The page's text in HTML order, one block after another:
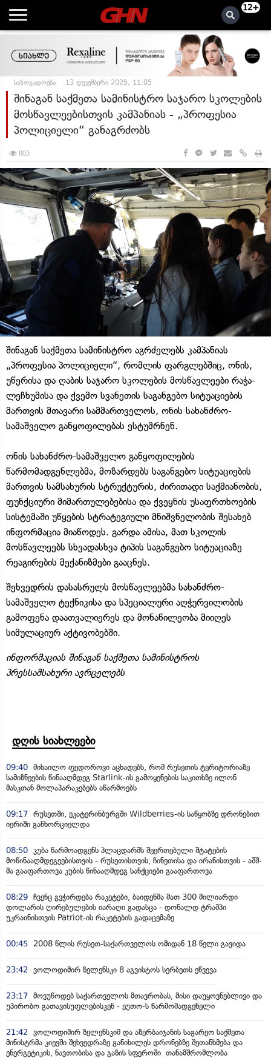
12+
საზოგადოება 13 დეკემბერი 2025, 11:05
შინაგან საქმეთა სამინისტრო საჯარო სკოლების
მოსწავლეებისთვის კამპანიას - „პროფესია
პოლიციელი“ განაგრძობს
803
შინაგან საქმეთა სამინისტრო აგრძელებს კამპანიას
„პროფესია პოლიციელი“, რომლის ფარგლებშიც, ონის,
უწერისა და ღაბის საჯარო სკოლების მოსწავლეები რაჭა-
ლეჩხუმისა და ქვემო სვანეთის საგანგებო სიტუაციების
მართვის მთავარი სამმართველოს, ონის სახანძრო-
სამაშველო განყოფილებას ესტუმრნენ.
ონის სახანძრო-სამაშველო განყოფილების
წარმომადგენლებმა, მოზარდებს საგანგებო სიტუაციების
მართვის სამსახურის სტრუქტურის, ძირითადი საქმიანობის,
ფუნქციური მიმართულებებისა და ქვეყნის უსაფრთხოების
სისტემაში უწყების სტრატეგიული მნიშვნელობის შესახებ
ინფორმაცია მიაწოდეს. გარდა ამისა, მათ სკოლის
მოსწავლეებს სხვადასხვა ტიპის საგანგებო სიტუაციაზე
რეაგირების მექანიზმები გააცნეს.
შეხვედრის დასასრულს მოსწავლეებმა სახანძრო-
სამაშველო ტექნიკისა და სპეციალური აღჭურვილობის
გამოფენა დაათვალიერეს და მონაწილეობა მიიღეს
სიმულაციურ აქტივობებში.
ინფორმაციას შინაგან საქმეთა სამინისტროს
პრესსამსახური ავრცელებს
დღის სიახლეები
09:40 მიხაილო ფედოროვი აცხადებს, რომ რუსეთის ტერიტორიაზე
სამიზნეების წინააღმდეგ Starlink-ის გამოყენების საკითხზე ილონ
მასკთან მოლაპარაკებებს აწარმოებს
09:17 რუსეთში, ეკატერინბურგში Wildberries-ის საწყობზე დრონებით
იერიში განხორციელდა
08:50 კუბა წარმოადგენს პლაცდარმს შეერთებული შტატების
მოწინააღმდეგეებისთვის - რუსეთისთვის, ჩინეთისა და ირანისთვის - აშშ-
მა გააფართოვა კუბის წინააღმდეგ სანქციები გააფართოვა
08:29 ჩვენც გვჭირდება რაკეტები, ბაიდენმა მათ 300 მილიარდი
დოლარის ღირებულების იარაღი გადასცა - დონალდ ტრამპი
უკრაინისთვის Patriot-ის რაკეტების გადაცემაზე
00:45 2008 წლის რუსეთ-საქართველოს ომიდან 18 წელი გავიდა
23:42 ვოლოდიმირ ზელენსკი 8 აგვისტოს სერბეთს ეწვევა
23:17 მოვუწოდებ საქართველოს მთავრობას, მისი დაუყოვნებლივი და
უპირობო გათავისუფლებისკენ - ეუთო-ს წარმომადგენელი
21:42 ვოლოდიმირ ზელენსკიმ და აზერბაიჯანის საგარეო საქმეთა
მინისტრმა კიევში შეხვედრაზე განიხილეს დრონებზე შეთანხმება და
ენერგეტიკის, ნავთობისა და გაზის სფეროში თანამშრომლობა